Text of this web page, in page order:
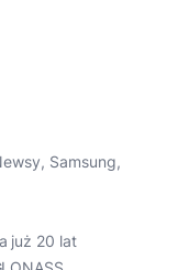
, Samsung,
już 20 lat